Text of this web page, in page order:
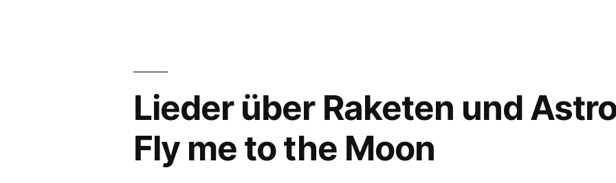
Lieder über Raketen und
Fly me to the Moon